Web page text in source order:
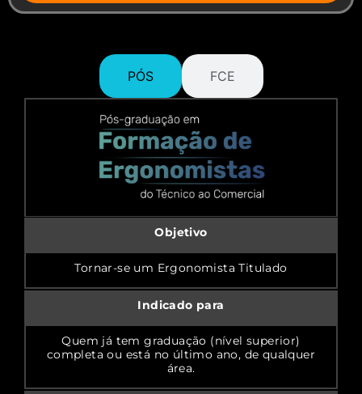
PÓS FCE
Objetivo
Tornar-se um Ergonomista Titulado
Indicado para
Quem já tem graduação (nível superior)
completa ou está no último ano, de qualquer
área.